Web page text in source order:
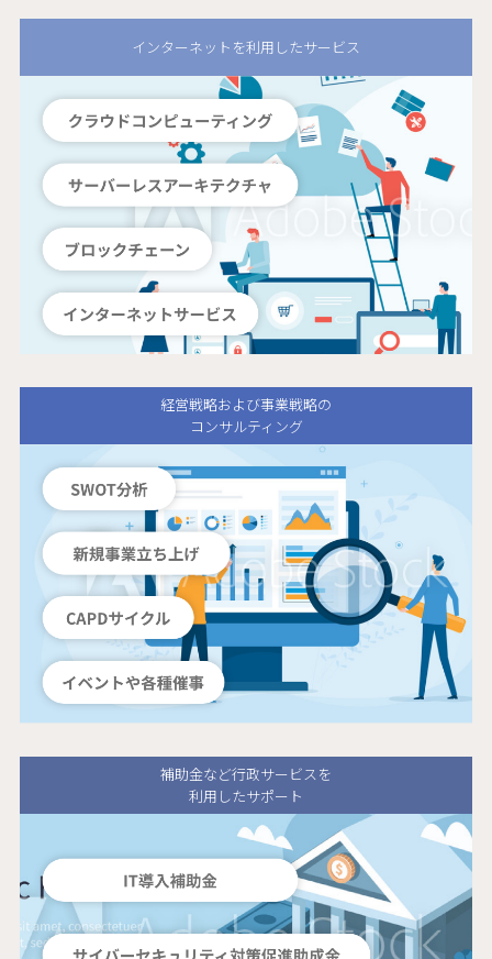
インターネットを利用したサービス
経営戦略および事業戦略の
コンサルティング
補助金など行政サービスを
利用したサポート